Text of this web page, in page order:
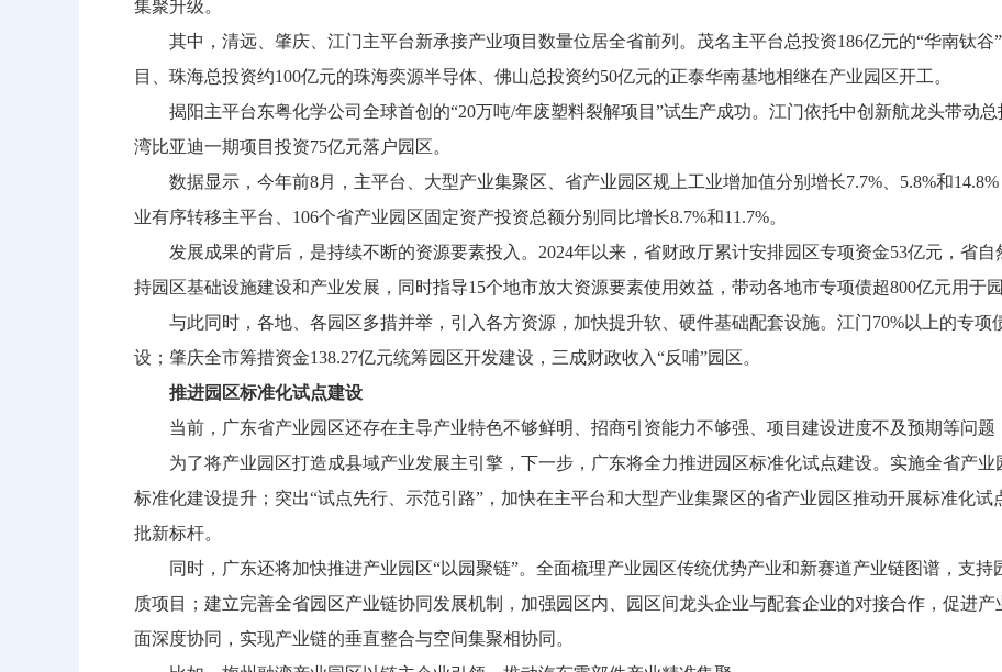
集聚升级。
其中，清远、肇庆、江门主平台新承接产业项目数量位居全省前列。茂名主平台总投资186亿元的“华南钛谷
目、珠海总投资约100亿元的珠海奕源半导体、佛山总投资约50亿元的正泰华南基地相继在产业园区开工。
揭阳主平台东粤化学公司全球首创的“20万吨/年废塑料裂解项目”试生产成功。江门依托中创新航龙头带动总
湾比亚迪一期项目投资75亿元落户园区。
数据显示，今年前8月，主平台、大型产业集聚区、省产业园区规上工业增加值分别增长7.7%、5.8%和
业有序转移主平台、106个省产业园区固定资产投资总额分别同比增长8.7%和11.7%。
发展成果的背后，是持续不断的资源要素投入。2024年以来，省财政厅累计安排园区专项资金53亿元，省自
持园区基础设施建设和产业发展，同时指导15个地市放大资源要素使用效益，带动各地市专项债超800亿元用于园
与此同时，各地、各园区多措并举，引入各方资源，加快提升软、硬件基础配套设施。江门70%以上的专项
设；肇庆全市筹措资金138.27亿元统筹园区开发建设，三成财政收入“反哺”园区。
推进园区标准化试点建设
当前，广东省产业园区还存在主导产业特色不够鲜明、招商引资能力不够强、项目建设进度不及预期等问题
为了将产业园区打造成县域产业发展主引擎，下一步，广东将全力推进园区标准化试点建设。实施全省产业
标准化建设提升；突出“试点先行、示范引路”，加快在主平台和大型产业集聚区的省产业园区推动开展标准化
批新标杆。
同时，广东还将加快推进产业园区“以园聚链”。全面梳理产业园区传统优势产业和新赛道产业链图谱，支持
质项目；建立完善全省园区产业链协同发展机制，加强园区内、园区间龙头企业与配套企业的对接合作，促进
面深度协同，实现产业链的垂直整合与空间集聚相协同。